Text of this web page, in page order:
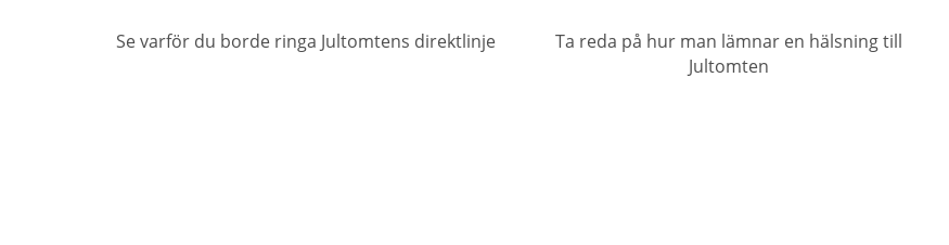
Se varför du borde ringa Jultomtens direktlinje
Ta reda på hur man lämnar en hälsning till
Jultomten